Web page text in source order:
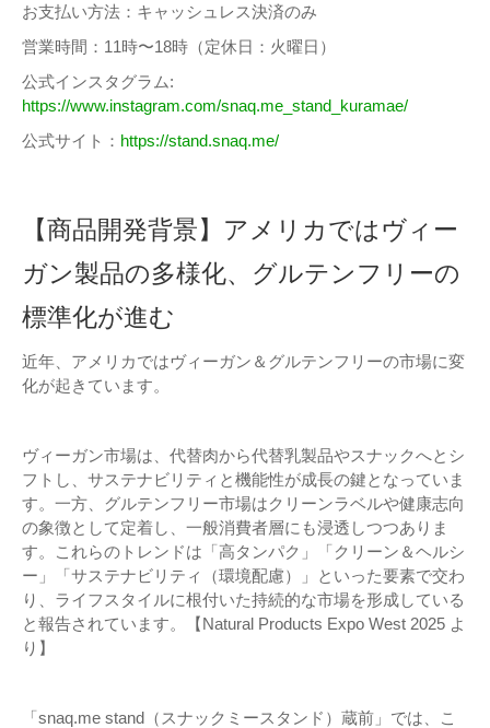
お支払い方法：キャッシュレス決済のみ
営業時間：11時〜18時（定休日：火曜日）
公式インスタグラム:
https://www.instagram.com/snaq.me_stand_kuramae/
公式サイト： https://stand.snaq.me/
【商品開発背景】アメリカではヴィー
ガン製品の多様化、グルテンフリーの
標準化が進む
近年、アメリカではヴィーガン＆グルテンフリーの市場に変
化が起きています。
ヴィーガン市場は、代替肉から代替乳製品やスナックへとシ
フトし、サステナビリティと機能性が成長の鍵となっていま
す。一方、グルテンフリー市場はクリーンラベルや健康志向
の象徴として定着し、一般消費者層にも浸透しつつありま
す。これらのトレンドは「高タンパク」「クリーン＆ヘルシ
ー」「サステナビリティ（環境配慮）」といった要素で交わ
り、ライフスタイルに根付いた持続的な市場を形成している
と報告されています。【Natural Products Expo West 2025 よ
り】
「snaq.me stand（スナックミースタンド）蔵前」では、こ